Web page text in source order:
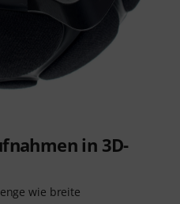
in 3D-
wie breite